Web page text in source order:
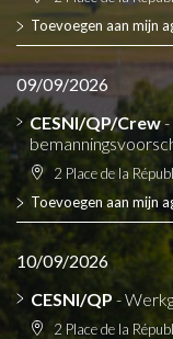
Toevoegen aan mijn
09/09/2026
CESNI/QP/Crew-
2 Place de la
Toevoegen aan mijn
10/09/2026
CESNI/QP -
2 Place de la